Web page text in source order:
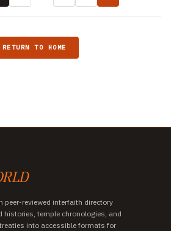
RETURN TO HOME
peer-reviewed interfaith directory
histories, temple chronologies, and
into accessible formats for